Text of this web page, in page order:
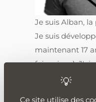
Je suis Alban,
Je suis
maintenant 17
faire vieux). J'ai
de partager
seront utiles, je
Ce site utilise des